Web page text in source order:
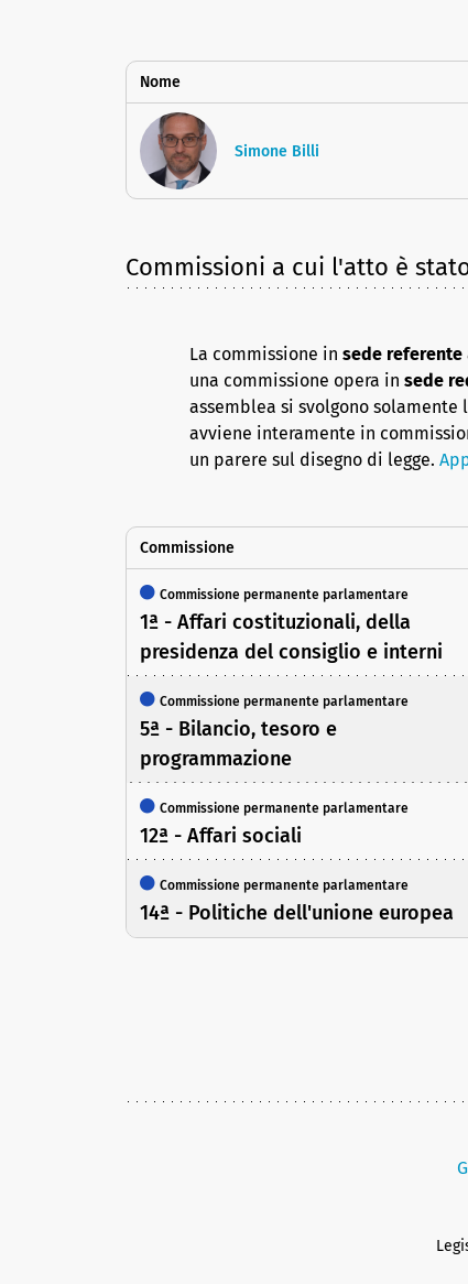
Nome
Simone Billi
Commissioni a cui l'atto è
La commissione in sede referente
una commissione opera in sede
assemblea si svolgono
avviene interamente in
un parere sul disegno di legge.
Commissione
Commissione permanente parlamentare
1ª - Affari costituzionali, della
presidenza del consiglio e interni
Commissione permanente parlamentare
5ª - Bilancio, tesoro e
programmazione
Commissione permanente parlamentare
12ª - Affari sociali
Commissione permanente parlamentare
14ª - Politiche dell'unione europea